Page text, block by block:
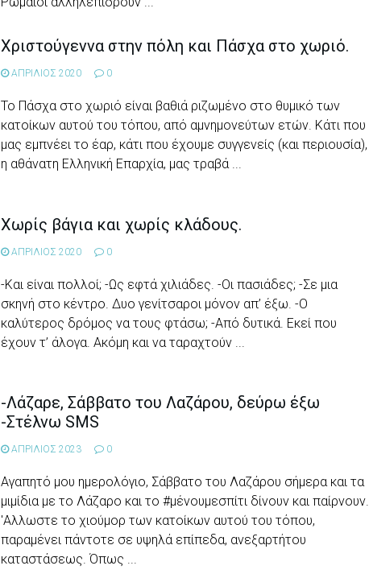
Χριστούγεννα στην πόλη και Πάσχα στο χωριό.
ΑΠΡΙΛΙΟΣ 2020 0
Το Πάσχα στο χωριό είναι βαθιά ριζωμένο στο θυμικό των
κατοίκων αυτού του τόπου, από αμνημονεύτων ετών. Κάτι που
μας εμπνέει το έαρ, κάτι που έχουμε συγγενείς (και περιουσία),
η αθάνατη Ελληνική Επαρχία, μας τραβά ...
Χωρίς βάγια και χωρίς κλάδους.
ΑΠΡΙΛΙΟΣ 2020 0
-Και είναι πολλοί; -Ως εφτά χιλιάδες. -Οι πασιάδες; -Σε μια
σκηνή στο κέντρο. Δυο γενίτσαροι μόνον απ’ έξω. -Ο
καλύτερος δρόμος να τους φτάσω; -Από δυτικά. Εκεί που
έχουν τ’ άλογα. Ακόμη και να ταραχτούν ...
-Λάζαρε, Σάββατο του Λαζάρου, δεύρω έξω
-Στέλνω SMS
ΑΠΡΙΛΙΟΣ 2023 0
Αγαπητό μου ημερολόγιο, Σάββατο του Λαζάρου σήμερα και τα
μιμίδια με το Λάζαρο και το #μένουμεσπίτι δίνουν και παίρνουν.
'Αλλωστε το χιούμορ των κατοίκων αυτού του τόπου,
παραμένει πάντοτε σε υψηλά επίπεδα, ανεξαρτήτου
καταστάσεως. Όπως ...